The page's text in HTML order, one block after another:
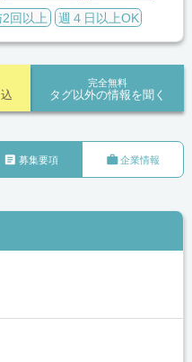
2回以上 週４日以上OK
完全無料
タグ以外の情報を聞く
 募集要項 企業情報